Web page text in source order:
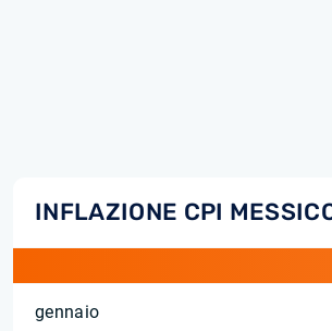
INFLAZIONE CPI
gennaio